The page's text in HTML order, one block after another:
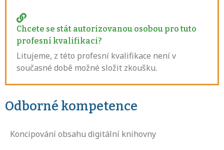
Chcete se stát autorizovanou osobou pro tuto
profesní kvalifikaci?
Litujeme, z této profesní kvalifikace není v
současné době možné složit zkoušku.
Odborné kompetence
Koncipování obsahu digitální knihovny